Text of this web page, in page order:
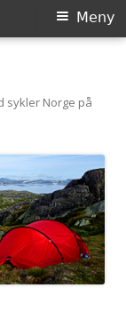
sykler Norge på
Meny